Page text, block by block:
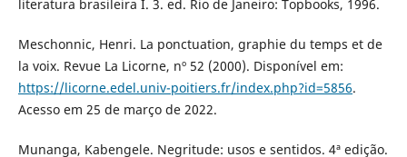
literatura brasileira I. 3. ed. Rio de Janeiro: Topbooks, 1996.
Meschonnic, Henri. La ponctuation, graphie du temps et de
la voix. Revue La Licorne, nº 52 (2000). Disponível em:
https://licorne.edel.univ-poitiers.fr/index.php?id=5856.
Acesso em 25 de março de 2022.
Munanga, Kabengele. Negritude: usos e sentidos. 4ª edição.